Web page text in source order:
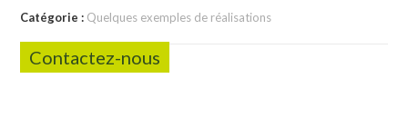
Catégorie : Quelques exemples de réalisations
Contactez-nous